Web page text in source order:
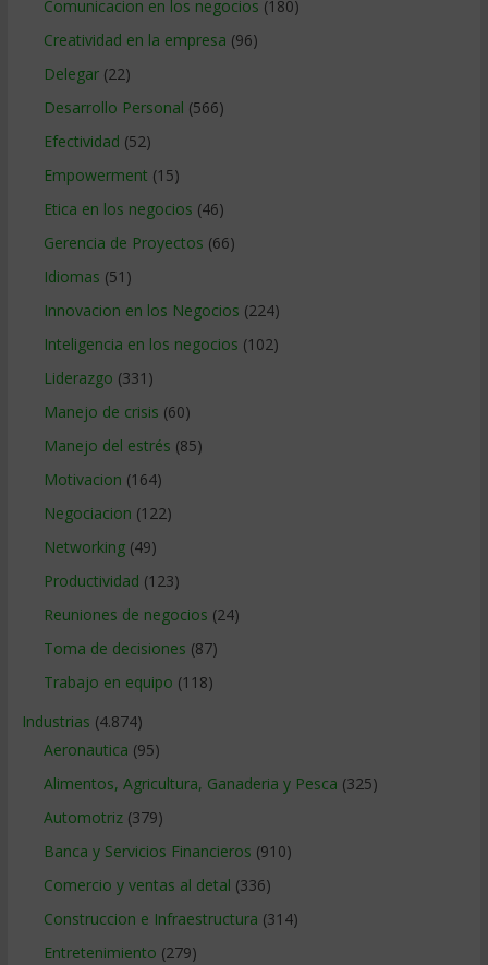
Comunicacion en los negocios (180)
Creatividad en la empresa (96)
Delegar(22)
Desarrollo Personal (566)
Efectividad (52)
Empowerment (15)
Etica en los negocios (46)
Gerencia de Proyectos (66)
Idiomas (51)
Innovacion en los Negocios (224)
Inteligencia en los negocios (102)
Liderazgo (331)
Manejo de crisis (60)
Manejo del estrés (85)
Motivacion (164)
Negociacion (122)
Networking(49)
Productividad (123)
Reuniones de negocios (24)
Toma de decisiones (87)
Trabajo en equipo (118)
Industrias (4.874)
Aeronautica (95)
Alimentos, Agricultura, Ganaderia y Pesca (325)
Automotriz(379)
Banca y Servicios Financieros (910)
Comercio y ventas al detal (336)
Construccion e Infraestructura (314)
Entretenimiento (279)